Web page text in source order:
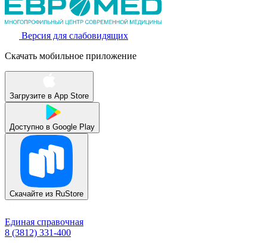
Версия для слабовидящих
Скачать мобильное приложение
Загрузите в App Store
Доступно в Google Play
Скачайте из RuStore
Единая справочная
8 (3812) 331-400